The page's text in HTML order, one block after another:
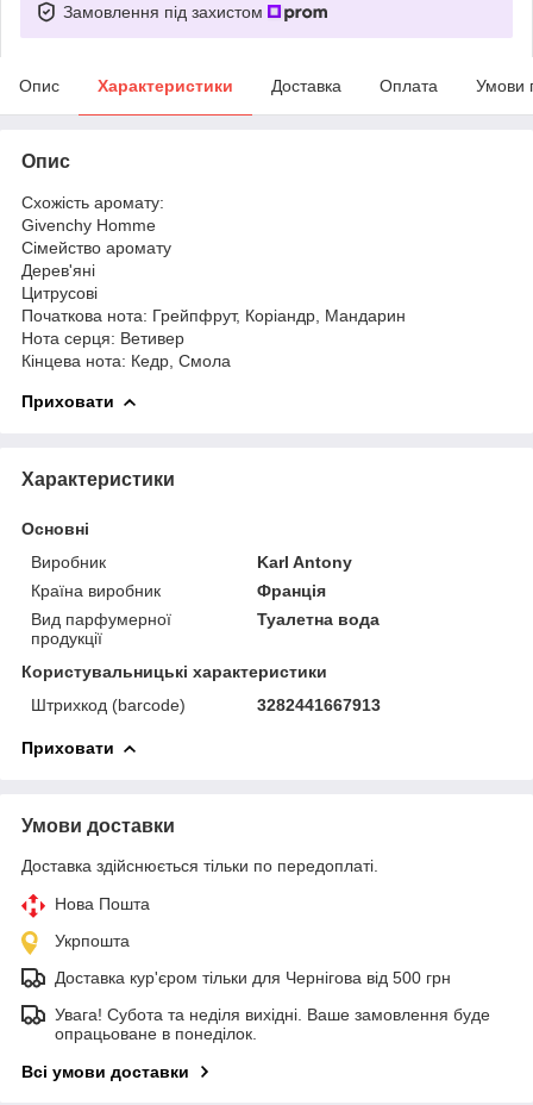
Замовлення під захистом
Опис Характеристики Доставка Оплата Умови
Опис
Схожість аромату:
Givenchy Homme
Сімейство аромату
Дерев'яні
Цитрусові
Початкова нота: Грейпфрут, Коріандр, Мандарин
Нота серця: Ветивер
Кінцева нота: Кедр, Смола
Приховати
Характеристики
Основні
Виробник
Karl Antony
Країна виробник
Франція
Вид парфумерної
продукції
Туалетна вода
Користувальницькі характеристики
Штрихкод (barcode)
3282441667913
Приховати
Умови доставки
Доставка здійснюється тільки по передоплаті.
Нова Пошта
Укрпошта
Доставка кур'єром тільки для Чернігова від 500 грн
Увага! Субота та неділя вихідні. Ваше замовлення буде
опрацьоване в понеділок.
Всі умови доставки